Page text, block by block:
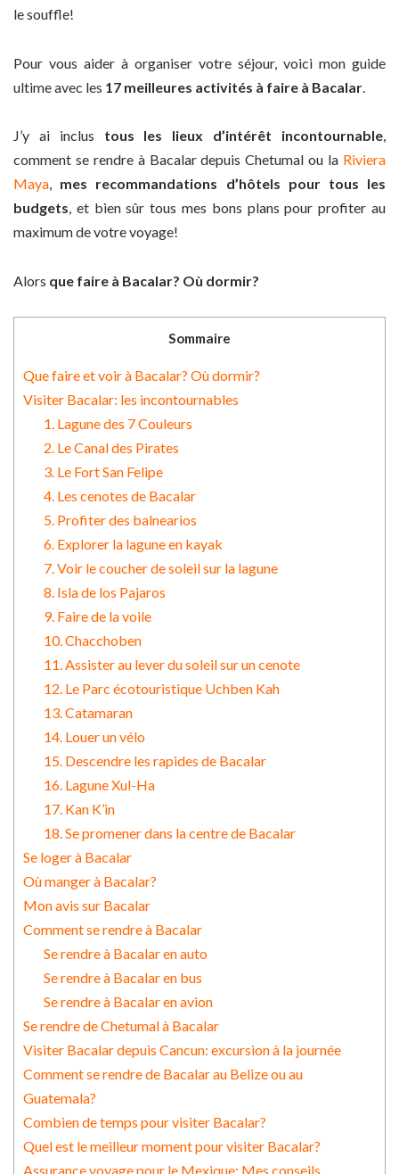
le souffle!
Pour vous aider à organiser votre séjour, voici mon guide
ultime avec les 17 meilleures activités à faire à Bacalar
J’y ai inclus tous les lieux d’intérêt incontournable,
comment se rendre à Bacalar depuis Chetumal ou la Riviera
Maya, mes recommandations d’hôtels pour tous les
budgets, et bien sûr tous mes bons plans pour profiter au
maximum de votre voyage!
Alors que faire à Bacalar? Où dormir?
Sommaire
Que faire et voir à Bacalar? Où dormir?
Visiter Bacalar: les incontournables
1. Lagune des 7 Couleurs
2. Le Canal des Pirates
3. Le Fort San Felipe
4. Les cenotes de Bacalar
5. Profiter des balnearios
6. Explorer la lagune en kayak
7. Voir le coucher de soleil sur la lagune
8. Isla de los Pajaros
9. Faire de la voile
10. Chacchoben
11. Assister au lever du soleil sur un cenote
12. Le Parc écotouristique Uchben Kah
13. Catamaran
14. Louer un vélo
15. Descendre les rapides de Bacalar
16. Lagune Xul-Ha
17. Kan K’in
18. Se promener dans la centre de Bacalar
Se loger à Bacalar
Où manger à Bacalar?
Mon avis sur Bacalar
Comment se rendre à Bacalar
Se rendre à Bacalar en auto
Se rendre à Bacalar en bus
Se rendre à Bacalar en avion
Se rendre de Chetumal à Bacalar
Visiter Bacalar depuis Cancun: excursion à la journée
Comment se rendre de Bacalar au Belize ou au
Guatemala?
Combien de temps pour visiter Bacalar?
Quel est le meilleur moment pour visiter Bacalar?
Assurance voyage pour le Mexique: Mes conseils